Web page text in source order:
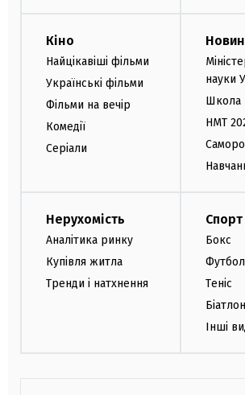
Кіно
Найцікавіші фільми
Українські фільми
Фільми на вечір
Комедії
Серіали
науки
Школа
НМТ
Нерухомість
Аналітика ринку
Купівля житла
Тренди і натхнення
Спорт
Бокс
Футбол
Теніс
Біатлон
Інші